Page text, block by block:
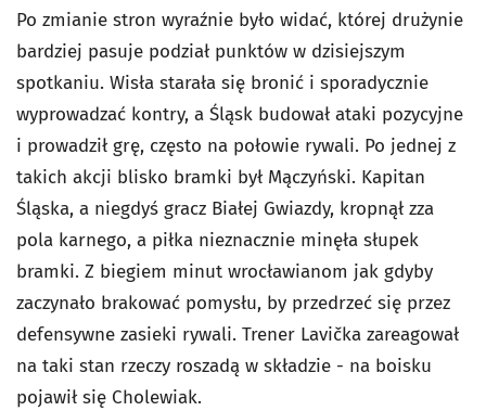
Po zmianie stron wyraźnie było widać, której drużynie
bardziej pasuje podział punktów w dzisiejszym
spotkaniu. Wisła starała się bronić i sporadycznie
wyprowadzać kontry, a Śląsk budował ataki pozycyjne
i prowadził grę, często na połowie rywali. Po jednej z
takich akcji blisko bramki był Mączyński. Kapitan
Śląska, a niegdyś gracz Białej Gwiazdy, kropnął zza
pola karnego, a piłka nieznacznie minęła słupek
bramki. Z biegiem minut wrocławianom jak gdyby
zaczynało brakować pomysłu, by przedrzeć się przez
defensywne zasieki rywali. Trener Lavička zareagował
na taki stan rzeczy roszadą w składzie - na boisku
pojawił się Cholewiak.